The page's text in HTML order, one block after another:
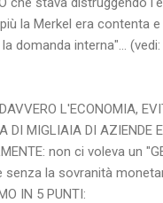
la Merkel era contenta
domanda interna"... (vedi:
L'ECONOMIA,
DI MIGLIAIA DI
non ci voleva
senza la sovranità
IN 5 PUNTI: